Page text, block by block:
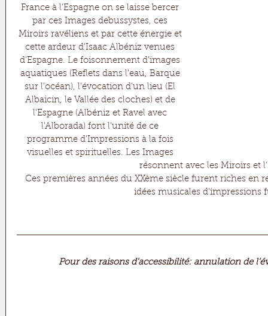
France à l'Espagne on se laisse bercer
par ces Images debussystes, ces
Miroirs ravéliens et par cette énergie et
cette ardeur d'Isaac Albéniz venues
d'Espagne. Le foisonnement d'images
aquatiques (Reflets dans l'eau, Barque
sur l'océan), l'évocation d'un lieu (El
Albaicin, le Vallée des cloches) et de
l'Espagne (Albéniz et Ravel avec
l'Alborada) font l'unité de ce
programme d'Impressions à la fois
visuelles et spirituelles. Les Images
résonnent avec les Miroirs et
Ces premières années du XXème siècle furent riches
idées musicales d'impressions
Pour des raisons d'accessibilité: annulation de